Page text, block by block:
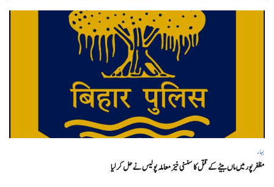
بہار
مظفر پور میں ماں بیٹے کے قتل کا سنسنی خیز معاملہ پولیس نے حل کر لیا